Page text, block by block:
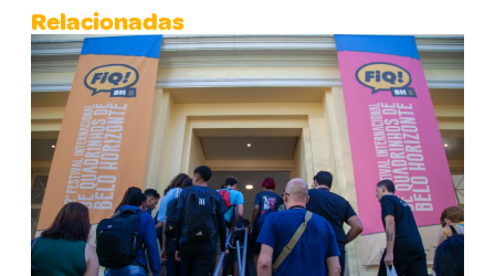
Relacionadas